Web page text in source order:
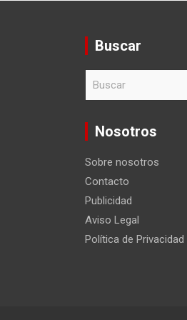
Buscar
c
Nosotros
Sobre nosotros
Contacto
Publicidad
Aviso Legal
Política de Privacidad